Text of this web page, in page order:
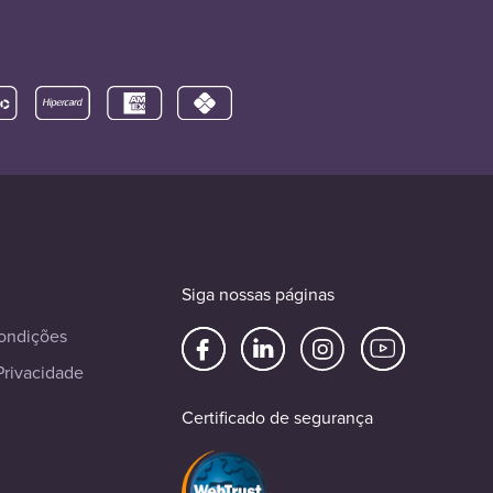
Siga nossas páginas
Certificado de segurança